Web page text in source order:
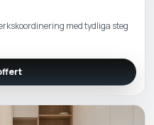
med tydliga steg